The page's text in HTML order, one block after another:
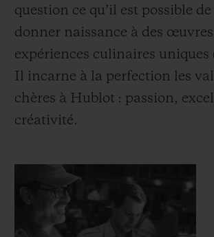
question ce qu’il est possible
donner naissance à des œuvres
expériences culinaires uniques
Il incarne à la perfection les
chères à Hublot : passion,
créativité.